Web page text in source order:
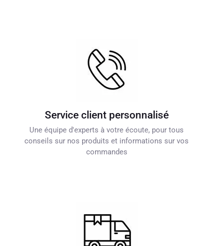
Service client personnalisé
Une équipe d'experts à votre écoute, pour tous
conseils sur nos produits et informations sur vos
commandes